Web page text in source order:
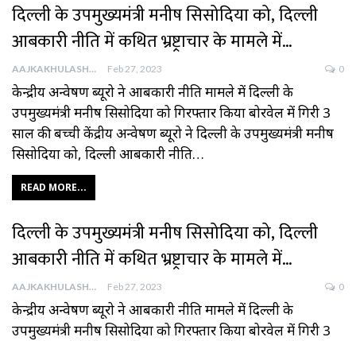
दिल्ली के उपमुख्यमंत्री मनीष सिसोदिया को, दिल्ली
आबकारी नीति में कथित भ्रष्ट्राचार के मामले में…
AAJKAKHULASHA Feb 27, 2023 0
केन्द्रीय अन्वेषण ब्यूरो ने आबकारी नीति मामले में दिल्‍ली के
उपमुख्‍यमंत्री मनीष सिसोदिया को गिरफ्तार किया बोरवेल में गिरी 3
साल की बच्ची केंद्रीय अन्वेषण ब्यूरो ने दिल्ली के उपमुख्यमंत्री मनीष
सिसोदिया को, दिल्ली आबकारी नीति…
READ MORE...
दिल्ली के उपमुख्यमंत्री मनीष सिसोदिया को, दिल्ली
आबकारी नीति में कथित भ्रष्ट्राचार के मामले में…
AAJKAKHULASHA Feb 27, 2023 0
केन्द्रीय अन्वेषण ब्यूरो ने आबकारी नीति मामले में दिल्‍ली के
उपमुख्‍यमंत्री मनीष सिसोदिया को गिरफ्तार किया बोरवेल में गिरी 3